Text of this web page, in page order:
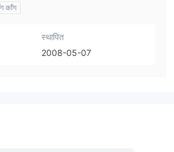
काँग
स्थापित
2008-05-07